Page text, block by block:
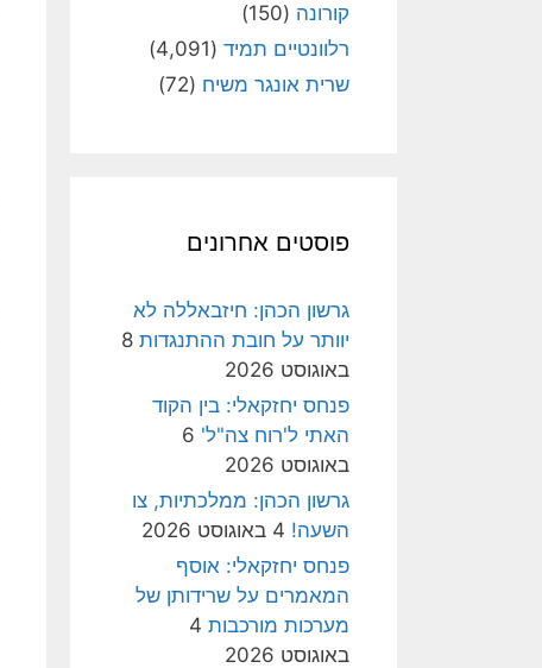
קורונה (150)
רלוונטיים תמיד (4,091)
שרית אונגר משיח (72)
פוסטים אחרונים
גרשון הכהן: חיזבאללה לא
יוותר על חובת ההתנגדות 8
באוגוסט 2026
פנחס יחזקאלי: בין הקוד
האתי ל'רוח צה"ל' 6
באוגוסט 2026
גרשון הכהן: ממלכתיות, צו
השעה! 4 באוגוסט 2026
פנחס יחזקאלי: אוסף
המאמרים על שרידותן של
מערכות מורכבות 4
באוגוסט 2026